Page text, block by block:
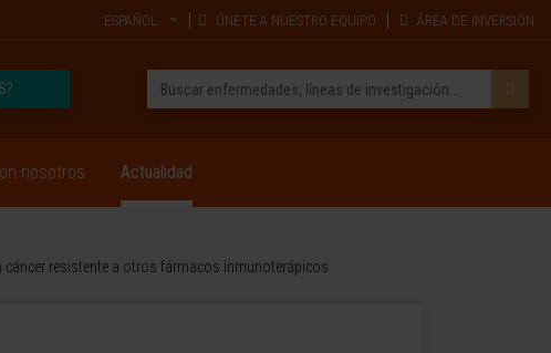
ESPAÑOL ÚNETE A NUESTRO EQUIPO ÁREA DE INVERSIÓN
nosotros Actualidad
cáncer resistente a otros fármacos inmunoterápicos